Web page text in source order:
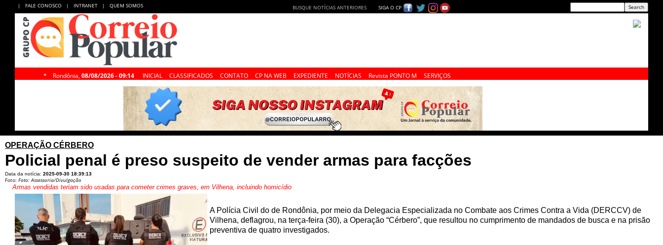
| FALE CONOSCO | INTRANET | QUEM SOMOS BUSQUE NOTÍCIAS ANTERIORES SIGA O CP
* Rondônia, 08/08/2026 - 09:14 INICIAL CLASSIFICADOS CONTATO CP NA WEB EXPEDIENTE NOTÍCIAS Revista PONTO M SERVIÇOS
OPERAÇÃO CÉRBERO
Policial penal é preso suspeito de vender armas para facções
Data da notícia: 2025-09-30 18:39:13
Foto: Foto: Assessoria/Divulgação
Armas vendidas teriam sido usadas para cometer crimes graves, em Vilhena, incluindo homicídio
A Polícia Civil do de Rondônia, por meio da Delegacia Especializada no Combate aos Crimes Contra a Vida (DERCCV) de
Vilhena, deflagrou, na terça-feira (30), a Operação “Cérbero”, que resultou no cumprimento de mandados de busca e na prisão
preventiva de quatro investigados.